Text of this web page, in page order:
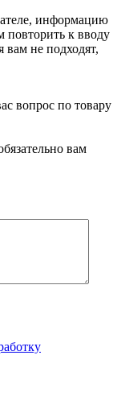
информацию
повторить к вводу
вам не подходят,
вопрос по товару
вам